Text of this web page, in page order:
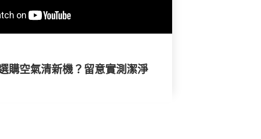
選購空氣清新機？留意實測潔淨